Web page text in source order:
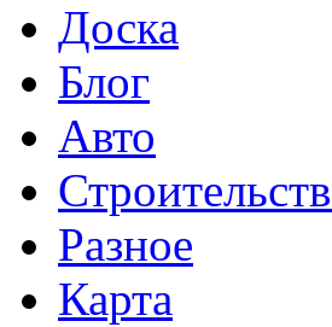
Доска
Блог
Авто
Разное
Карта